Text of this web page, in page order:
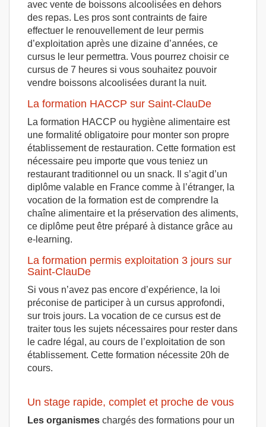
avec vente de boissons alcoolisées en dehors
des repas. Les pros sont contraints de faire
effectuer le renouvellement de leur permis
d’exploitation après une dizaine d’années, ce
cursus le leur permettra. Vous pourrez choisir ce
cursus de 7 heures si vous souhaitez pouvoir
vendre boissons alcoolisées durant la nuit.
La formation HACCP sur Saint-ClauDe
La formation HACCP ou hygiène alimentaire est
une formalité obligatoire pour monter son propre
établissement de restauration. Cette formation est
nécessaire peu importe que vous teniez un
restaurant traditionnel ou un snack. Il s’agit d’un
diplôme valable en France comme à l’étranger, la
vocation de la formation est de comprendre la
chaîne alimentaire et la préservation des aliments,
ce diplôme peut être préparé à distance grâce au
e-learning.
La formation permis exploitation 3 jours sur
Saint-ClauDe
Si vous n’avez pas encore d’expérience, la loi
préconise de participer à un cursus approfondi,
sur trois jours. La vocation de ce cursus est de
traiter tous les sujets nécessaires pour rester dans
le cadre légal, au cours de l’exploitation de son
établissement. Cette formation nécessite 20h de
cours.
Un stage rapide, complet et proche de vous
Les organismes chargés des formations pour un